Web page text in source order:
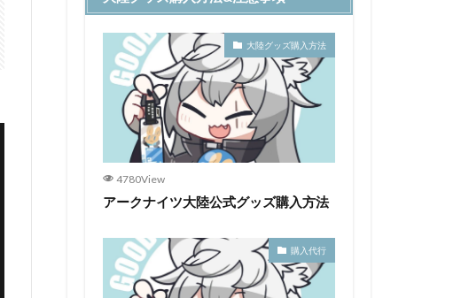
大陸グッズ購入方法
4780View
アークナイツ大陸公式グッズ購入方法
購入代行